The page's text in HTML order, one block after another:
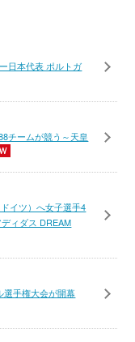
日本代表 ポルトガ
チームが競う～天皇
イツ）へ女子選手4
ィダス DREAM
選手権大会が開幕